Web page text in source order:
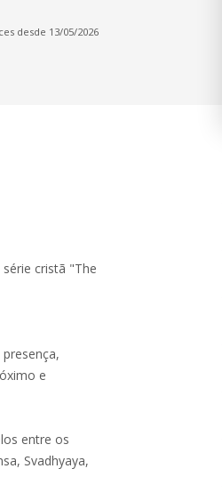
desde 13/05/2026
cristã "The
e
entre os
Svadhyaya,